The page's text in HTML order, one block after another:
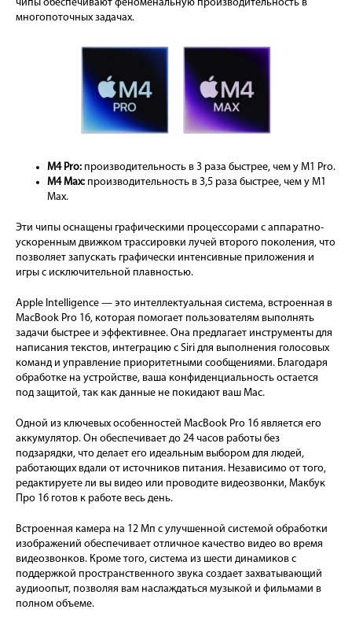
чипы обеспечивают феноменальную производительность в
многопоточных задачах.
M4 Pro: производительность в 3 раза быстрее, чем у M1 Pro.
M4 Max: производительность в 3,5 раза быстрее, чем у M1
Max.
Эти чипы оснащены графическими процессорами с аппаратно-
ускоренным движком трассировки лучей второго поколения, что
позволяет запускать графически интенсивные приложения и
игры с исключительной плавностью.
Apple Intelligence — это интеллектуальная система, встроенная в
MacBook Pro 16, которая помогает пользователям выполнять
задачи быстрее и эффективнее. Она предлагает инструменты для
написания текстов, интеграцию с Siri для выполнения голосовых
команд и управление приоритетными сообщениями. Благодаря
обработке на устройстве, ваша конфиденциальность остается
под защитой, так как данные не покидают ваш Mac.
Одной из ключевых особенностей MacBook Pro 16 является его
аккумулятор. Он обеспечивает до 24 часов работы без
подзарядки, что делает его идеальным выбором для людей,
работающих вдали от источников питания. Независимо от того,
редактируете ли вы видео или проводите видеозвонки, Макбук
Про 16 готов к работе весь день.
Встроенная камера на 12 Мп с улучшенной системой обработки
изображений обеспечивает отличное качество видео во время
видеозвонков. Кроме того, система из шести динамиков с
поддержкой пространственного звука создает захватывающий
аудиоопыт, позволяя вам наслаждаться музыкой и фильмами в
полном объеме.